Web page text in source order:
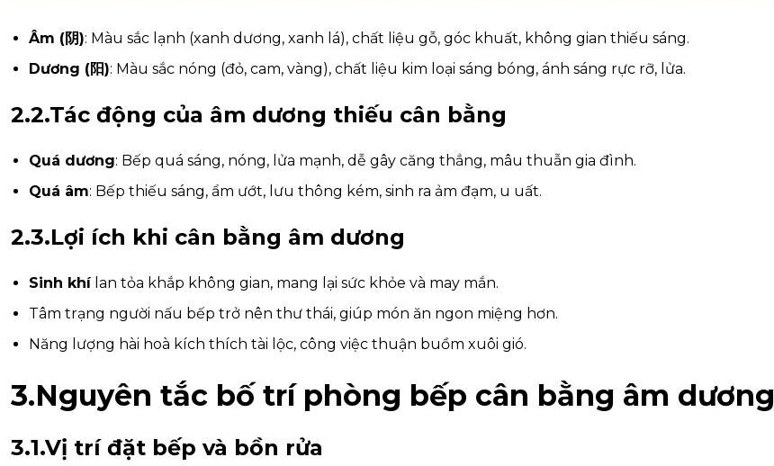
Âm (阴): Màu sắc lạnh (xanh dương, xanh lá), chất liệu gỗ, góc khuất, không gian thiếu sáng.
Dương (阳): Màu sắc nóng (đỏ, cam, vàng), chất liệu kim loại sáng bóng, ánh sáng rực rỡ, lửa.
2.2.Tác động của âm dương thiếu cân bằng
Quá dương: Bếp quá sáng, nóng, lửa mạnh, dễ gây căng thẳng, mâu thuẫn gia đình.
Quá âm: Bếp thiếu sáng, ẩm ướt, lưu thông kém, sinh ra ảm đạm, u uất.
2.3.Lợi ích khi cân bằng âm dương
Sinh khílan tỏa khắp không gian, mang lại sức khỏe và may mắn.
Tâm trạng người nấu bếp trở nên thư thái, giúp món ăn ngon miệng hơn.
Năng lượng hài hoà kích thích tài lộc, công việc thuận buồm xuôi gió.
3.Nguyên tắc bố trí phòng bếp cân bằng âm dương
3.1.Vị trí đặt bếp và bồn rửa